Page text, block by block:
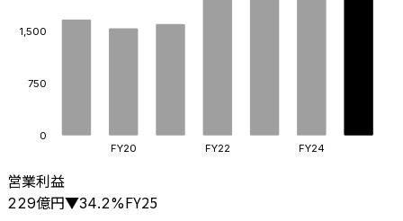
0
750
1,500
FY20 FY22 FY24
営業利益
229億円▼34.2%FY25